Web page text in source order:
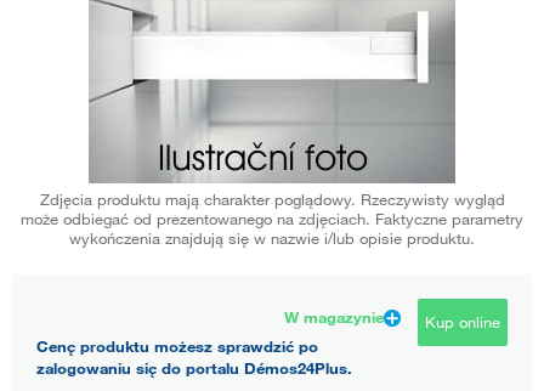
Zdjęcia produktu mają charakter poglądowy. Rzeczywisty wygląd
może odbiegać od prezentowanego na zdjęciach. Faktyczne parametry
wykończenia znajdują się w nazwie i/lub opisie produktu.
W magazynie
Cenę produktu możesz sprawdzić po
zalogowaniu się do portalu Démos24Plus.
Kup online